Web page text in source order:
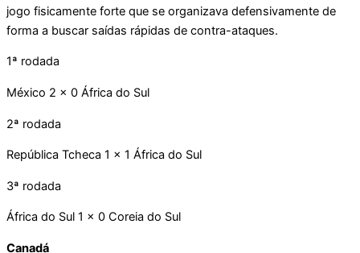
jogo fisicamente forte que se organizava defensivamente de
forma a buscar saídas rápidas de contra-ataques.
1ª rodada
México 2 x 0 África do Sul
2ª rodada
República Tcheca 1 x 1 África do Sul
3ª rodada
África do Sul 1 x 0 Coreia do Sul
Canadá